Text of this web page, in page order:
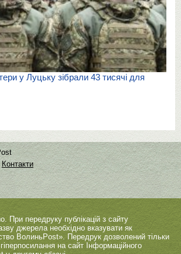
у Луцьку зібрали 43 тисячі для
Контакти
При передруку публікацій з сайту
джерела необхідно вказувати як
ВолиньPost». Передрук дозволений тільки
на сайт Інформаційного